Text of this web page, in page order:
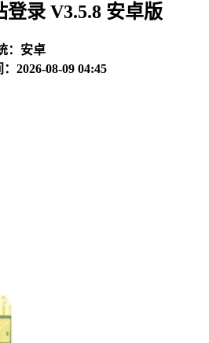
登录 V3.5.8 安卓版
：安卓
：2026-08-09 04:45